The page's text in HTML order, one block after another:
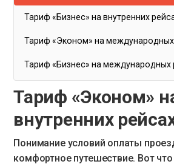
Тариф «Бизнес» на внутренних
Тариф «Эконом» на международных
Тариф «Бизнес» на международных
Тариф «Эконом»
внутренних
Понимание условий оплаты
комфортное путешествие. Вот